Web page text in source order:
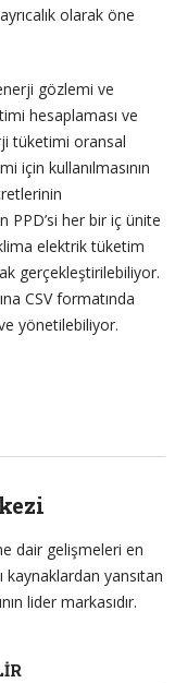
olarak öne
gözlemi ve
hesaplaması ve
tüketimi oransal
için kullanılmasının
PPD’si her bir iç ünite
elektrik tüketim
gerçekleştirilebiliyor.
CSV formatında
yönetilebiliyor.
dair gelişmeleri en
kaynaklardan yansıtan
lider markasıdır.